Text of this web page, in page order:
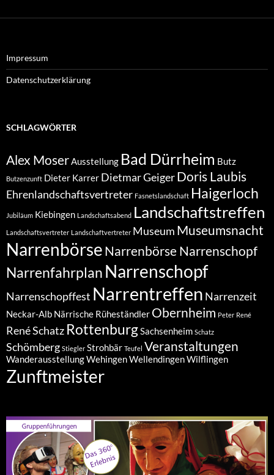
Impressum
Datenschutzerklärung
SCHLAGWÖRTER
Alex MoserAusstellung Bad Dürrheim Butz
Butzenzunft Dieter Karrer Dietmar GeigerDoris Laubis
Ehrenlandschaftsvertreter Fasnetslandschaft Haigerloch
Jubiläum Kiebingen Landschaftsabend Landschaftstreffen
Landschaftsvertreter Landschaftvertreter Museum Museumsnacht
Narrenbörse Narrenbörse Narrenschopf
Narrenfahrplan Narrenschopf
Narrenschopffest Narrentreffen Narrenzeit
Neckar-Alb Närrische Rüheständler Obernheim Peter René
René Schatz RottenburgSachsenheim Schatz
Schömberg Stiegler Strohbär Teufel Veranstaltungen
WanderausstellungWehingenWellendingenWilflingen
Zunftmeister